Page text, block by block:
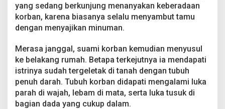
h
S
e
r
a
S
a
d
yang sedang berkunjung menanyakan keberadaan
korban, karena biasanya selalu menyambut tamu
dengan menyajikan minuman.
Merasa janggal, suami korban kemudian menyusul
ke belakang rumah. Betapa terkejutnya ia mendapati
istrinya sudah tergeletak di tanah dengan tubuh
penuh darah. Tubuh korban didapati mengalami luka
parah di wajah, lebam di mata, serta luka tusuk di
bagian dada yang cukup dalam.